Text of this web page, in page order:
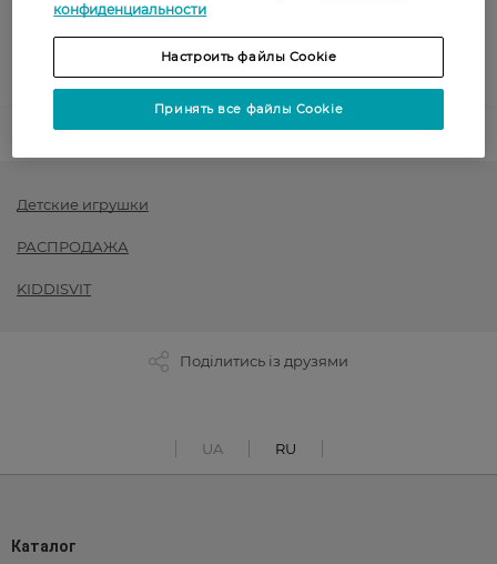
Показать больше
Код товара 1448697
Детские игрушки
РАСПРОДАЖА
KIDDISVIT
Поділитись із друзями
UA RU
Каталог
конфиденциальности
Настроить файлы Cookie
Принять все файлы Cookie